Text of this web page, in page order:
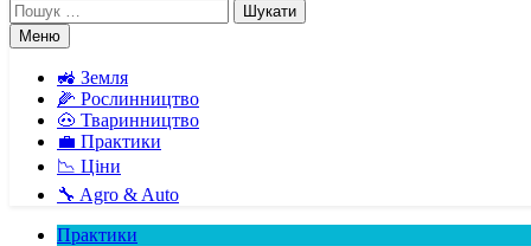
Пошук:
Меню
🚜 Земля
🌽 Рослинництво
🐽 Тваринництво
💼 Практики
📉 Ціни
🔧 Agro & Auto
Практики